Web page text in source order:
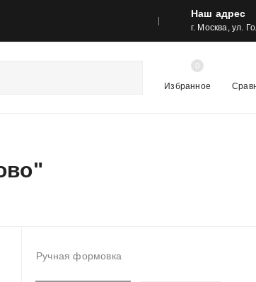
Наш адрес
г. Москва, ул.
Избранное
0
Ручная формовка